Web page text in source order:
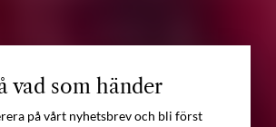
vad som händer
på vårt nyhetsbrev och bli först